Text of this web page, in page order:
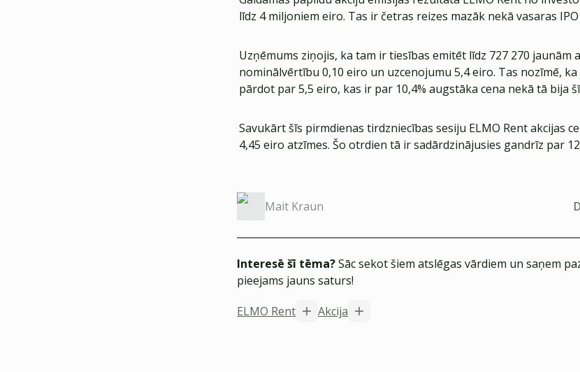
līdz 4 miljoniem eiro. Tas ir četras reizes mazāk nekā vasaras
Uzņēmums ziņojis, ka tam ir tiesības emitēt līdz 727 270 jaunām
nominālvērtību 0,10 eiro un uzcenojumu 5,4 eiro. Tas nozīmē,
pārdot par 5,5 eiro, kas ir par 10,4% augstāka cena nekā tā bija
Savukārt šīs pirmdienas tirdzniecības sesiju ELMO Rent akcijas
4,45 eiro atzīmes. Šo otrdien tā ir sadārdzinājusies gandrīz par
Mait Kraun
Interesē šī tēma?Sāc sekot šiem atslēgas vārdiem un saņem
pieejams jauns saturs!
ELMO Rent
Akcija